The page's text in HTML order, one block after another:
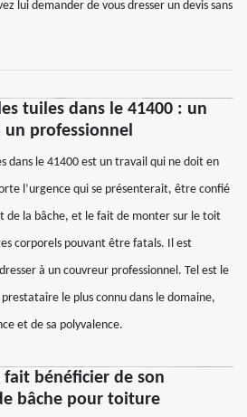
lui demander de vous dresser un devis sans
tuiles dans le 41400 : un
un professionnel
dans le 41400 est un travail qui ne doit en
l’urgence qui se présenterait, être confié
de la bâche, et le fait de monter sur le toit
corporels pouvant être fatals. Il est
à un couvreur professionnel. Tel est le
le plus connu dans le domaine,
et de sa polyvalence.
fait bénéficier de son
bâche pour toiture